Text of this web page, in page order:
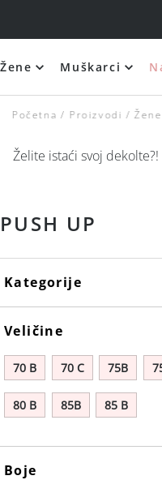
Žene Muškarci
Žene
Proizvodi
Početna
Želite istaći svoj
PUSH UP
Kategorije
Veličine
70 B 70 C 75B
80 B 85B 85 B
Boje